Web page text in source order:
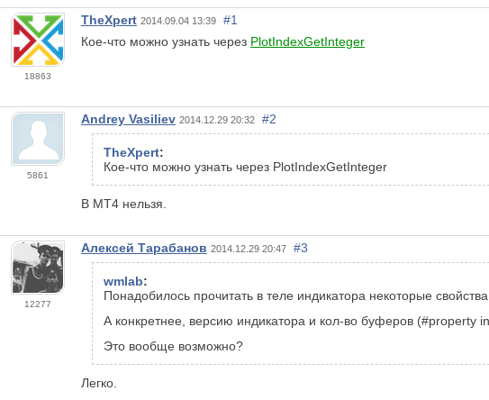
18863
TheXpert 2014.09.04 13:39
#1
Кое-что можно узнать через PlotIndexGetInteger
5861
Andrey Vasiliev 2014.12.29 20:32 #2
TheXpert:
Кое-что можно узнать через PlotIndexGetInteger
В МТ4 нельзя.
12277
Алексей Тарабанов 2014.12.29 20:47 #3
wmlab:
Понадобилось прочитать в теле индикатора некоторые
А конкретнее, версию индикатора и кол-во буферов (#property
Это вообще возможно?
Легко.